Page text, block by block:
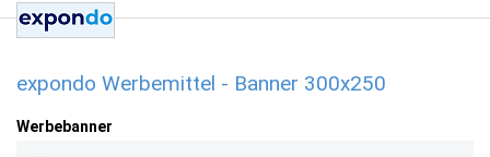
expondo Werbemittel - Banner 300x250
Werbebanner